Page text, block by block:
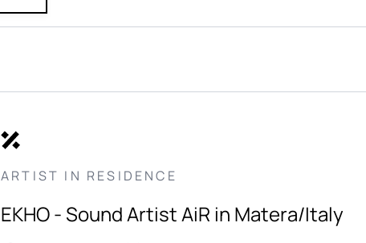
ARTIST IN RESIDENCE
EKHO - Sound Artist AiR in Matera/Italy